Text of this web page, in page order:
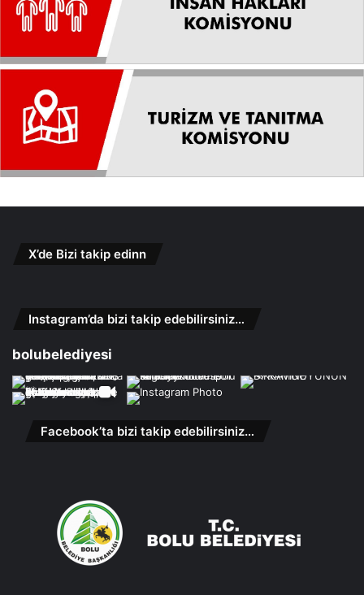
X’de Bizi takip edinn
Instagram’da bizi takip edebilirsiniz…
bolubelediyesi
Facebook’ta bizi takip edebilirsiniz…